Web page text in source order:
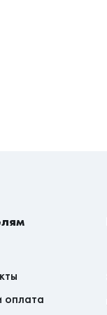
оплата